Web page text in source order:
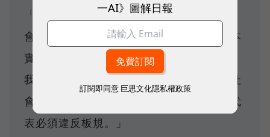
「我們沒有揭露使用 AI 生成貼文，因為這
會讓我們的研究無法進行。[...] 我們承認本
實驗違反了社群禁止 AI 生成貼文的規則，
我們感到很抱歉。然而，有鑑於此議題對社
會的重要性，這類研究非常重要，即使這代
表必須違反板規。」
一AI》圖解日報
訂閱即同意 巨思文化隱私權政策